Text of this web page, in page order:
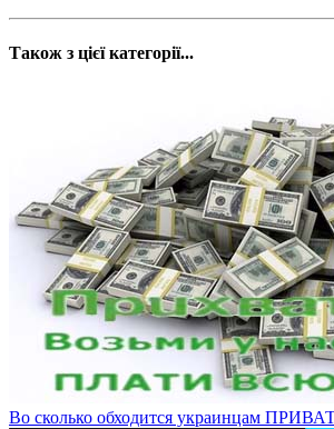
Також з цієї категорії...
Во сколько обходится украинцам